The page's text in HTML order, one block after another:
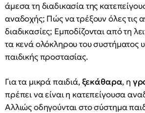
άμεσα τη διαδικασία της
αναδοχής; Πώς να τρέξουν όλες τις
διαδικασίες; Εμποδίζονται από τη
τα κενά ολόκληρου του συστήματος
παιδικής προστασίας.
Για τα μικρά παιδιά,ξεκάθαρα, η
πρέπει να είναι η κατεπείγουσα
Αλλιώς οδηγούνται στο σύστημα